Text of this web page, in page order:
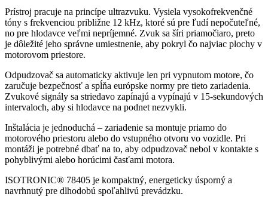
Prístroj pracuje na princípe ultrazvuku. Vysiela vysokofrekvenčné
tóny s frekvenciou približne 12 kHz, ktoré sú pre ľudí nepočuteľné,
no pre hlodavce veľmi nepríjemné. Zvuk sa šíri priamočiaro, preto
je dôležité jeho správne umiestnenie, aby pokryl čo najviac plochy v
motorovom priestore.
Odpudzovač sa automaticky aktivuje len pri vypnutom motore, čo
zaručuje bezpečnosť a spĺňa európske normy pre tieto zariadenia.
Zvukové signály sa striedavo zapínajú a vypínajú v 15-sekundových
intervaloch, aby si hlodavce na podnet nezvykli.
Inštalácia je jednoduchá – zariadenie sa montuje priamo do
motorového priestoru alebo do vstupného otvoru vo vozidle. Pri
montáži je potrebné dbať na to, aby odpudzovač nebol v kontakte s
pohyblivými alebo horúcimi časťami motora.
ISOTRONIC® 78405 je kompaktný, energeticky úsporný a
navrhnutý pre dlhodobú spoľahlivú prevádzku.